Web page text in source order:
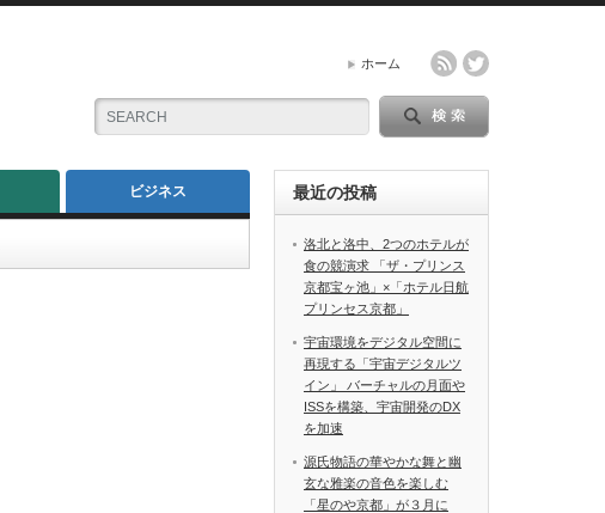
ホーム
ビジネス 最近の投稿
洛北と洛中、2つのホテルが
食の競演求 「ザ・プリンス
京都宝ヶ池」×「ホテル日航
プリンセス京都」
宇宙環境をデジタル空間に
再現する「宇宙デジタルツ
イン」 バーチャルの月面や
ISSを構築、宇宙開発のDX
を加速
源氏物語の華やかな舞と幽
玄な雅楽の音色を楽しむ
「星のや京都」が３月に